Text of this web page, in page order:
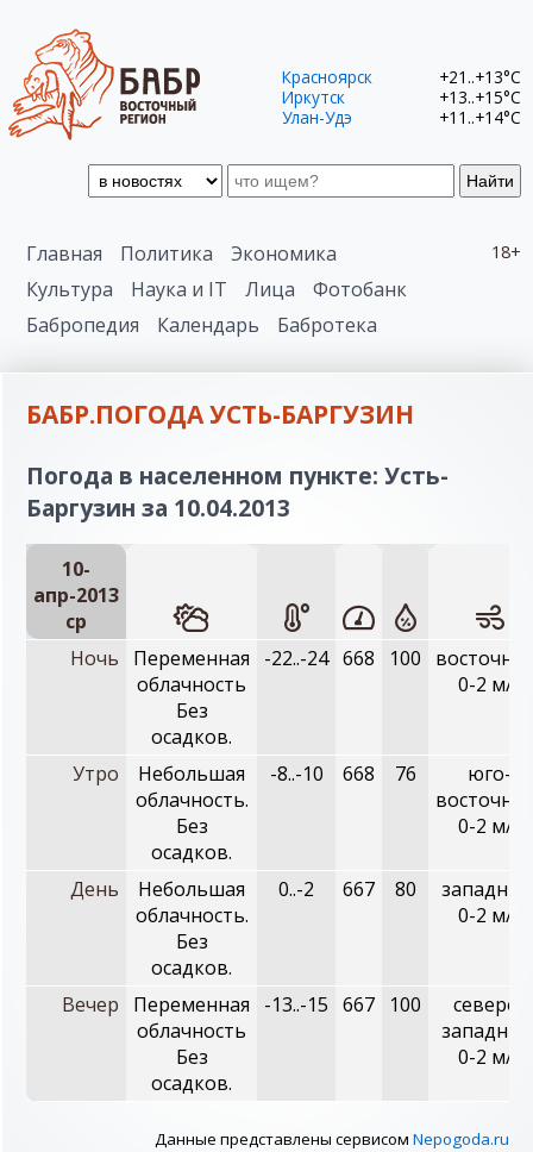
Найти
Красноярск
+21..+13°C
Иркутск
+13..+15°C
Улан-Удэ
+11..+14°C
18+
Главная Политика
Экономика
Культура
Наука и IT Лица
Фотобанк
Бабропедия
Календарь Бабротека
БАБР.ПОГОДА УСТЬ-БАРГУЗИН
Погода в населенном пункте: Усть-
Баргузин за 10.04.2013
10-
апр-2013
ср
Ночь
Переменная
облачность
Без
осадков.
-22..-24 668 100
0-2 м/с
Утро
Небольшая
облачность.
Без
осадков.
-8..-10 668 76
юго-
0-2 м/с
День
Небольшая
облачность.
Без
осадков.
0..-2 667 80
0-2 м/с
Вечер
Переменная
облачность
Без
осадков.
-13..-15 667 100
северо-
0-2 м/с
Данные представлены сервисом Nepogoda.ru